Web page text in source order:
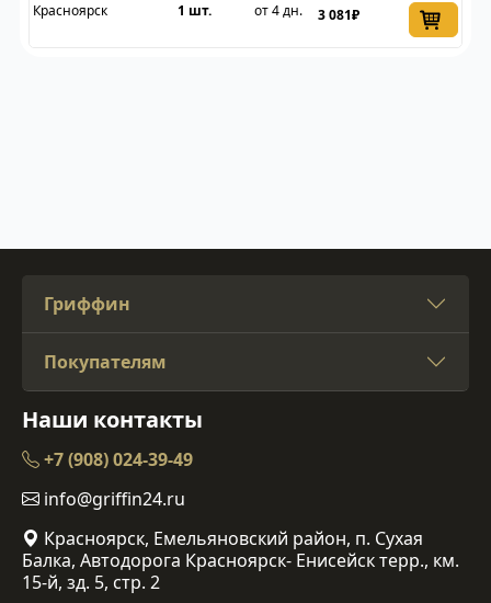
Красноярск
1 шт. от 4 дн. 3 081₽
Гриффин
Покупателям
Наши контакты
+7 (908) 024-39-49
info@griffin24.ru
Красноярск, Емельяновский район, п. Сухая
Балка, Автодорога Красноярск- Енисейск терр., км.
15-й, зд. 5, стр. 2